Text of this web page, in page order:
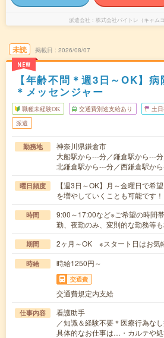
派遣会社 株式会社バイトレ（キャム
未読
NEW
掲載日 2026/08/07
【年齢不問＊週3日～OK】
＊メッセンジャー
職種未経験OK 交通費別途支給あり 土
派遣
勤務地
神奈川県鎌倉市
大船駅から---分／鎌倉駅から---
北鎌倉駅から---分／西鎌倉駅か
曜日頻度
【週3日～OK】月～金曜日で希
を増やしていくことも可能です
時間
9:00～17:00など※ご希望の時間
勤、夜勤のみ、変則的な勤務等
期間 2ヶ月～OK ※スタート日はお気
時給 時給1250円～
交通費
交通費規定内支給
仕事内容
看護助手
／知識＆経験不要＊医療行為な
具体的なお仕事は…・カルテや